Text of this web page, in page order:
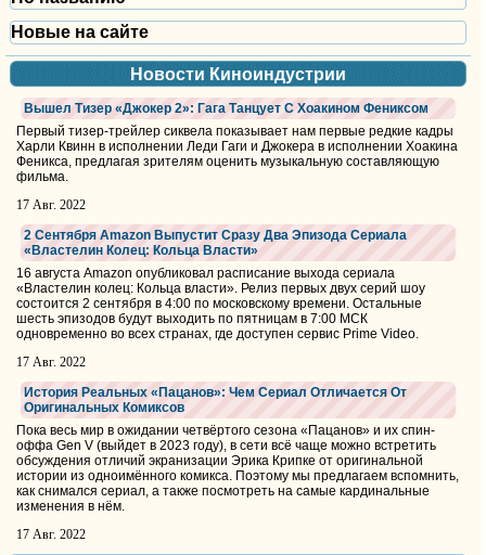
Новые на сайте
Новости Киноиндустрии
Вышел Тизер «Джокер 2»: Гага Танцует С Хоакином Фениксом
Первый тизер-трейлер сиквела показывает нам первые редкие кадры
Харли Квинн в исполнении Леди Гаги и Джокера в исполнении Хоакина
Феникса, предлагая зрителям оценить музыкальную составляющую
фильма.
17 Авг. 2022
2 Сентября Amazon Выпустит Сразу Два Эпизода Сериала
«Властелин Колец: Кольца Власти»
16 августа Amazon опубликовал расписание выхода сериала
«Властелин колец: Кольца власти». Релиз первых двух серий шоу
состоится 2 сентября в 4:00 по московскому времени. Остальные
шесть эпизодов будут выходить по пятницам в 7:00 МСК
одновременно во всех странах, где доступен сервис Prime Video.
17 Авг. 2022
История Реальных «Пацанов»: Чем Сериал Отличается От
Оригинальных Комиксов
Пока весь мир в ожидании четвёртого сезона «Пацанов» и их спин-
оффа Gen V (выйдет в 2023 году), в сети всё чаще можно встретить
обсуждения отличий экранизации Эрика Крипке от оригинальной
истории из одноимённого комикса. Поэтому мы предлагаем вспомнить,
как снимался сериал, а также посмотреть на самые кардинальные
изменения в нём.
17 Авг. 2022